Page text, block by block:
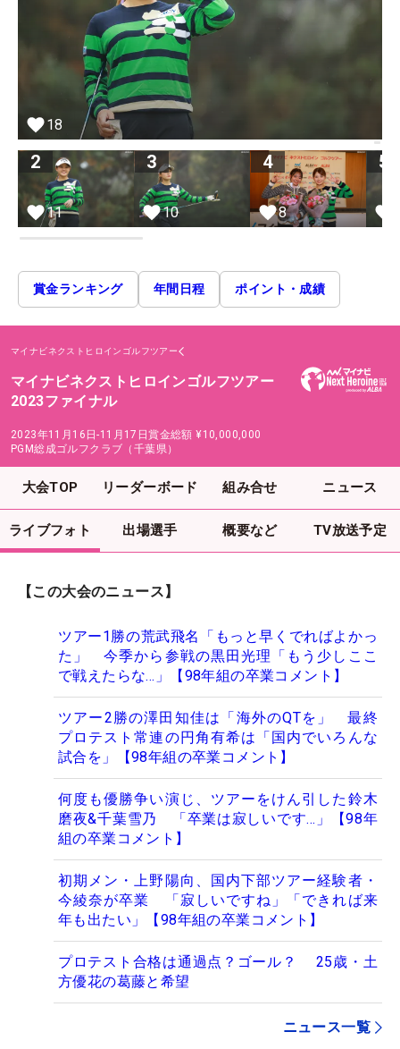
18
2
11
3
10
4
8
5
賞金ランキング 年間日程 ポイント・成績
マイナビネクストヒロインゴルフツアー
マイナビネクストヒロインゴルフツアー
2023ファイナル
2023年11月16日-11月17日賞金総額 ¥10,000,000
PGM総成ゴルフクラブ（千葉県）
大会TOP リーダーボード 組み合せ ニュース
ライブフォト 出場選手 概要など TV放送予定
【この大会のニュース】
ツアー1勝の荒武飛名「もっと早くでればよかっ
た」 今季から参戦の黒田光理「もう少しここ
で戦えたらな…」【98年組の卒業コメント】
ツアー2勝の澤田知佳は「海外のQTを」 最終
プロテスト常連の円角有希は「国内でいろんな
試合を」【98年組の卒業コメント】
何度も優勝争い演じ、ツアーをけん引した鈴木
磨夜&千葉雪乃 「卒業は寂しいです…」【98年
組の卒業コメント】
初期メン・上野陽向、国内下部ツアー経験者・
今綾奈が卒業 「寂しいですね」「できれば来
年も出たい」【98年組の卒業コメント】
プロテスト合格は通過点？ゴール？ 25歳・土
方優花の葛藤と希望
ニュース一覧